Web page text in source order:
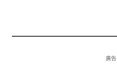
廣告